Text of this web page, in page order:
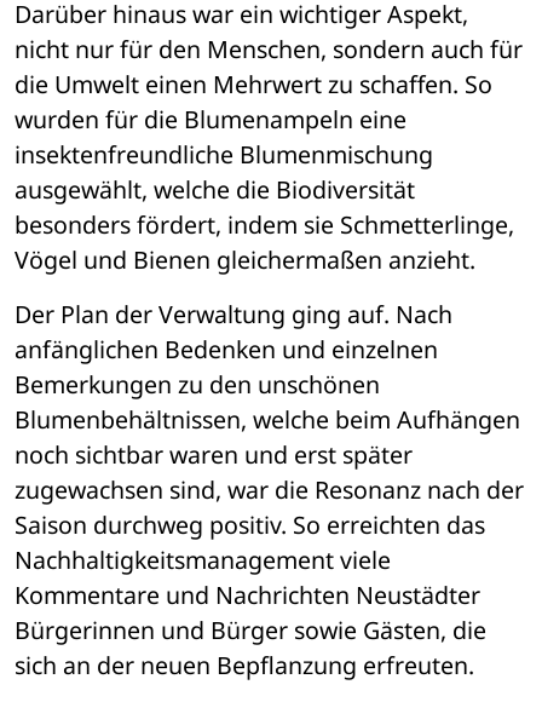
Darüber hinaus war ein wichtiger Aspekt,
nicht nur für den Menschen, sondern auch für
die Umwelt einen Mehrwert zu schaffen. So
wurden für die Blumenampeln eine
insektenfreundliche Blumenmischung
ausgewählt, welche die Biodiversität
besonders fördert, indem sie Schmetterlinge,
Vögel und Bienen gleichermaßen anzieht.
Der Plan der Verwaltung ging auf. Nach
anfänglichen Bedenken und einzelnen
Bemerkungen zu den unschönen
Blumenbehältnissen, welche beim Aufhängen
noch sichtbar waren und erst später
zugewachsen sind, war die Resonanz nach der
Saison durchweg positiv. So erreichten das
Nachhaltigkeitsmanagement viele
Kommentare und Nachrichten Neustädter
Bürgerinnen und Bürger sowie Gästen, die
sich an der neuen Bepflanzung erfreuten.